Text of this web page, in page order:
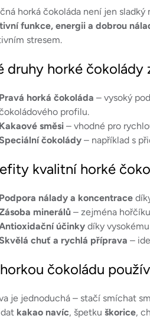
horká čokoláda není jen sladký
funkce, energii a dobrou
stresem.
druhy horké čokolády
Pravá horká čokoláda – vysoký
profilu.
Kakaové směsi – vhodné pro
Speciální čokolády – například s
kvalitní horké
Podpora nálady a koncentrace
minerálů – zejména
účinky díky
Skvělá chuť a rychlá příprava –
čokoládu
je jednoduchá – stačí smíchat
kakao navíc, špetku škorice,